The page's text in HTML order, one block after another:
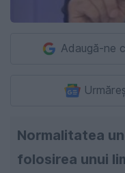
Adaugă-ne
Normalitatea
folosirea unui